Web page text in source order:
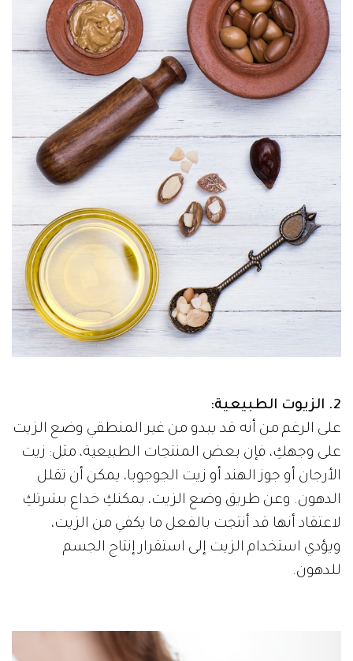
2. الزيوت الطبيعية:
على الرغم من أنه قد يبدو من غير المنطقي وضع الزيت
على وجهكِ، فإن بعض المنتجات الطبيعية، مثل: زيت
الأرجان أو جوز الهند أو زيت الجوجوبا، يمكن أن تقلل
الدهون. وعن طريق وضع الزيت، يمكنكِ خداع بشرتكِ
لاعتقاد أنها قد أنتجت بالفعل ما يكفي من الزيت،
ويؤدي استخدام الزيت إلى استقرار إنتاج الجسم
للدهون.